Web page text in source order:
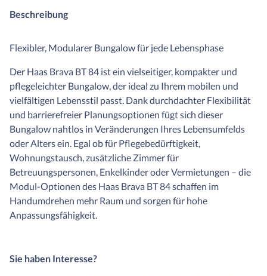
Beschreibung
Flexibler, Modularer Bungalow für jede Lebensphase
Der Haas Brava BT 84 ist ein vielseitiger, kompakter und
pflegeleichter Bungalow, der ideal zu Ihrem mobilen und
vielfältigen Lebensstil passt. Dank durchdachter Flexibilität
und barrierefreier Planungsoptionen fügt sich dieser
Bungalow nahtlos in Veränderungen Ihres Lebensumfelds
oder Alters ein. Egal ob für Pflegebedürftigkeit,
Wohnungstausch, zusätzliche Zimmer für
Betreuungspersonen, Enkelkinder oder Vermietungen – die
Modul-Optionen des Haas Brava BT 84 schaffen im
Handumdrehen mehr Raum und sorgen für hohe
Anpassungsfähigkeit.
Sie haben Interesse?